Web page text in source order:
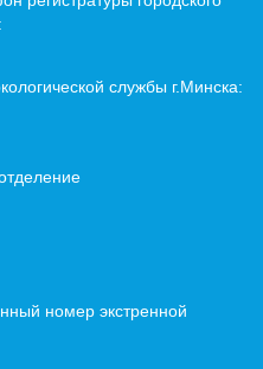
службы г.Минска:
номер экстренной